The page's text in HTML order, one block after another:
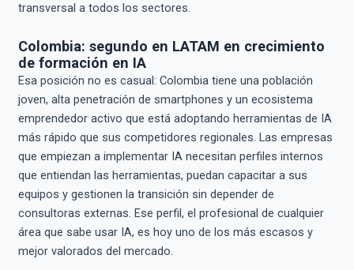
transversal a todos los sectores.
Colombia: segundo en LATAM en crecimiento
de formación en IA
Esa posición no es casual: Colombia tiene una población
joven, alta penetración de smartphones y un ecosistema
emprendedor activo que está adoptando herramientas de IA
más rápido que sus competidores regionales. Las empresas
que empiezan a implementar IA necesitan perfiles internos
que entiendan las herramientas, puedan capacitar a sus
equipos y gestionen la transición sin depender de
consultoras externas. Ese perfil, el profesional de cualquier
área que sabe usar IA, es hoy uno de los más escasos y
mejor valorados del mercado.